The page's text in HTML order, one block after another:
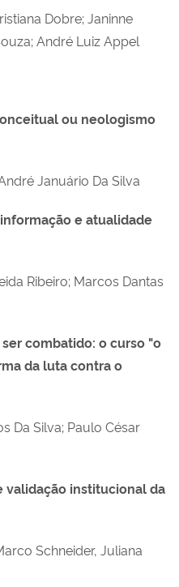
Dobre; Janinne
André Luiz Appel
ou neologismo
Januário Da Silva
e atualidade
Ribeiro; Marcos Dantas
combatido: o curso "o
da luta contra o
Da Silva; Paulo César
validação institucional da
Schneider, Juliana